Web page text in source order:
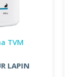
TVM
LAPIN